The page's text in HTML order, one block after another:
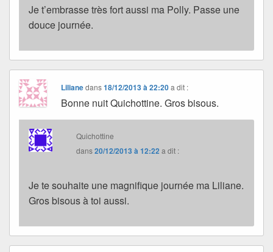
Je t’embrasse très fort aussi ma Polly. Passe une
douce journée.
Lilianedans18/12/2013 à 22:20 a dit :
Bonne nuit Quichottine. Gros bisous.
Quichottine
dans20/12/2013 à 12:22 a dit :
Je te souhaite une magnifique journée ma Liliane.
Gros bisous à toi aussi.